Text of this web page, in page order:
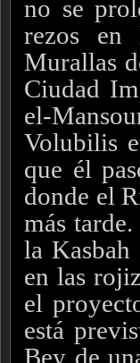
no se
rezos en
Murallas
Ciudad
el-
Volubilis
que él
donde el
más
la Kasbah
en las
el
está
Bey de